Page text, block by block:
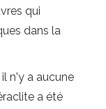
qui
dans la
n'y a aucune
a été